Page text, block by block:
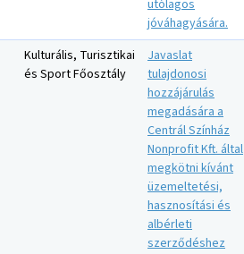
utólagos
jóváhagyására.
Kulturális, Turisztikai
és Sport Főosztály
Javaslat
tulajdonosi
hozzájárulás
megadására a
Centrál Színház
Nonprofit Kft. által
megkötni kívánt
üzemeltetési,
hasznosítási és
albérleti
szerződéshez